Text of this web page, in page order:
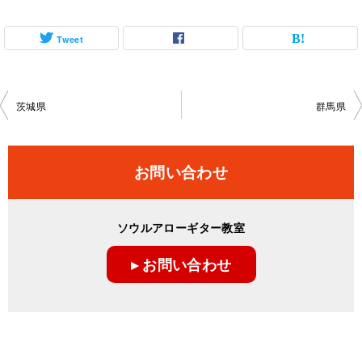
Tweet
投
ビ
茨城県 群馬県
お問い合わせ
ソウルアローギター教室
▸ お問い合わせ